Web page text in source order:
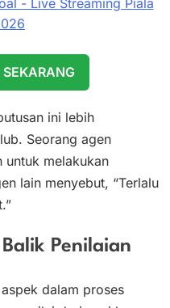
ini lebih
Seorang agen
untuk melakukan
lain menyebut, “Terlalu
Penilaian
dalam proses